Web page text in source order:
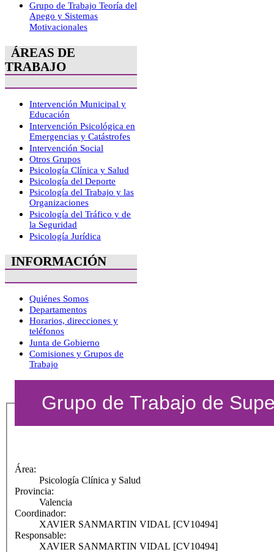
Grupo de Trabajo Teoría del
Apego y Sistemas
Motivacionales
ÁREAS DE
TRABAJO
Intervención Municipal y
Educación
Intervención Psicológica en
Emergencias y Catástrofes
Intervención Social
Otros Grupos
Psicología Clínica y Salud
Psicología del Deporte
Psicología del Trabajo y las
Organizaciones
Psicología del Tráfico y de
la Seguridad
Psicología Jurídica
INFORMACIÓN
Quiénes Somos
Departamentos
Horarios, direcciones y
teléfonos
Junta de Gobierno
Comisiones y Grupos de
Trabajo
Grupo de Trabajo de
Área:
Psicología Clínica y Salud
Provincia:
Valencia
Coordinador:
XAVIER SANMARTIN VIDAL [CV10494]
Responsable:
XAVIER SANMARTIN VIDAL [CV10494]